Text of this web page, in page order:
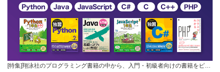
[特集]翔泳社のプログラミング書籍の中から、入門・初級者向けの書籍をピ…